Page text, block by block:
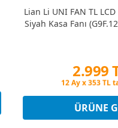
Lian Li UNI FAN TL
Siyah Kasa Fanı
2.999
Peşin Fiyatına
12 Ay x 353 TL
Peşin Fiyatına 3
ÜRÜNE